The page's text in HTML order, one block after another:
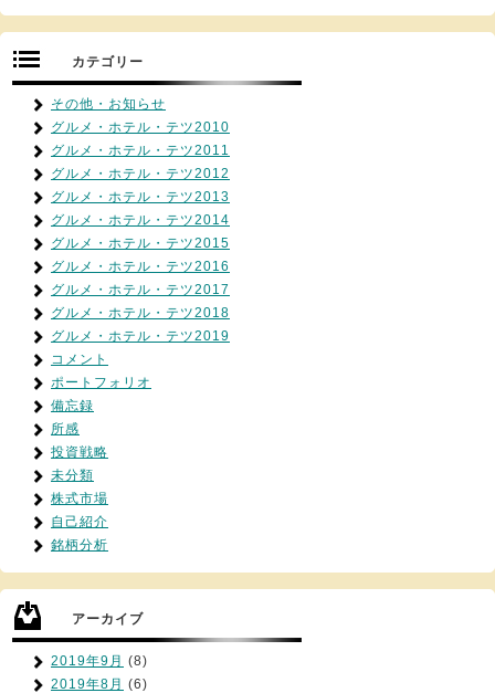
カテゴリー
その他・お知らせ
グルメ・ホテル・テツ2010
グルメ・ホテル・テツ2011
グルメ・ホテル・テツ2012
グルメ・ホテル・テツ2013
グルメ・ホテル・テツ2014
グルメ・ホテル・テツ2015
グルメ・ホテル・テツ2016
グルメ・ホテル・テツ2017
グルメ・ホテル・テツ2018
グルメ・ホテル・テツ2019
コメント
ポートフォリオ
備忘録
所感
投資戦略
未分類
株式市場
自己紹介
銘柄分析
アーカイブ
2019年9月 (8)
2019年8月 (6)